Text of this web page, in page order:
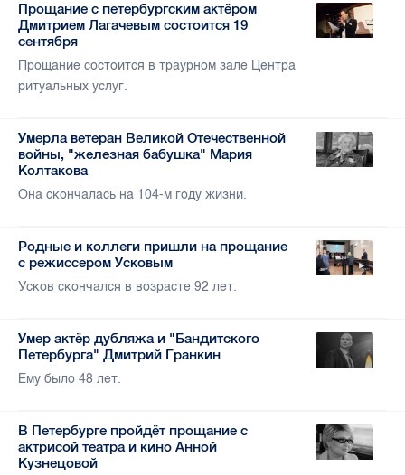
Прощание с петербургским актёром
Дмитрием Лагачевым состоится 19
сентября
Прощание состоится в траурном зале Центра
ритуальных услуг.
Умерла ветеран Великой Отечественной
войны, "железная бабушка" Мария
Колтакова
Она скончалась на 104-м году жизни.
Родные и коллеги пришли на прощание
с режиссером Усковым
Усков скончался в возрасте 92 лет.
Умер актёр дубляжа и "Бандитского
Петербурга" Дмитрий Гранкин
Ему было 48 лет.
В Петербурге пройдёт прощание с
актрисой театра и кино Анной
Кузнецовой